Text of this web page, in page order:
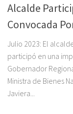
Alcalde
Convocada
Julio 2023: El
participó en una
Gobernador
Ministra de Bienes
Javiera...